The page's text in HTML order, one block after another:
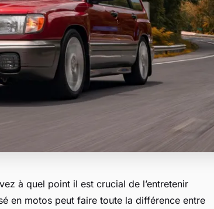
à quel point il est crucial de l’entretenir
en motos peut faire toute la différence entre